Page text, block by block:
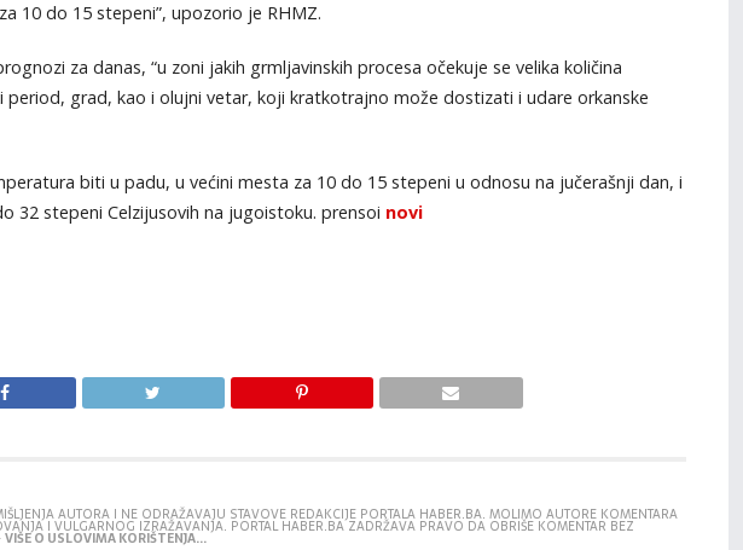
10 do 15 stepeni”, upozorio je RHMZ.
za danas, “u zoni jakih grmlјavinskih procesa očekuje se velika količina
period, grad, kao i olujni vetar, koji kratkotrajno može dostizati i udare orkanske
biti u padu, u većini mesta za 10 do 15 stepeni u odnosu na jučerašnji dan, i
32 stepeni Celzijusovih na jugoistoku. prensoi novi
AUTORA I NE ODRAŽAVAJU STAVOVE REDAKCIJE PORTALA HABER.BA. MOLIMO AUTORE KOMENTARA
I VULGARNOG IZRAŽAVANJA. PORTAL HABER.BA ZADRŽAVA PRAVO DA OBRIŠE KOMENTAR BEZ
VIŠE O USLOVIMA KORIŠTENJA...